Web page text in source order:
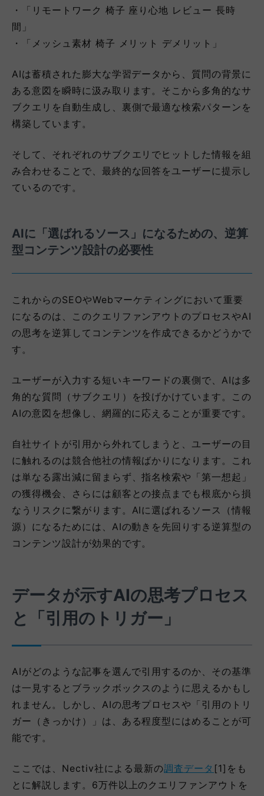
・「リモートワーク 椅子 座り心地 レビュー 長時
間」
・「メッシュ素材 椅子 メリット デメリット」
AIは蓄積された膨大な学習データから、質問の背景に
ある意図を瞬時に汲み取ります。そこから多角的なサ
ブクエリを自動生成し、裏側で最適な検索パターンを
構築しています。
そして、それぞれのサブクエリでヒットした情報を組
み合わせることで、最終的な回答をユーザーに提示し
ているのです。
AIに「選ばれるソース」になるための、逆算
型コンテンツ設計の必要性
これからのSEOやWebマーケティングにおいて重要
になるのは、このクエリファンアウトのプロセスやAI
の思考を逆算してコンテンツを作成できるかどうかで
す。
ユーザーが入力する短いキーワードの裏側で、AIは多
角的な質問（サブクエリ）を投げかけています。この
AIの意図を想像し、網羅的に応えることが重要です。
自社サイトが引用から外れてしまうと、ユーザーの目
に触れるのは競合他社の情報ばかりになります。これ
は単なる露出減に留まらず、指名検索や「第一想起」
の獲得機会、さらには顧客との接点までも根底から損
なうリスクに繋がります。AIに選ばれるソース（情報
源）になるためには、AIの動きを先回りする逆算型の
コンテンツ設計が効果的です。
データが示すAIの思考プロセス
と「引用のトリガー」
AIがどのような記事を選んで引用するのか、その基準
は一見するとブラックボックスのように思えるかもし
れません。しかし、AIの思考プロセスや「引用のトリ
ガー（きっかけ）」は、ある程度型にはめることが可
能です。
ここでは、Nectiv社による最新の調査データ [1]をも
とに解説します。6万件以上のクエリファンアウトを